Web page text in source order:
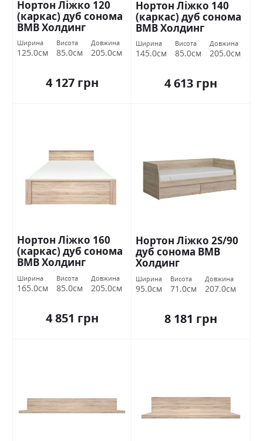
Нортон Ліжко 120
(каркас) дуб сонома
ВМВ Холдинг
Ширина
125.0см
Висота
85.0см
Довжина
205.0см
4 127 грн
Нортон Ліжко 140
(каркас) дуб сонома
ВМВ Холдинг
Ширина
145.0см
Висота
85.0см
Довжина
205.0см
4 613 грн
Нортон Ліжко 160
(каркас) дуб сонома
ВМВ Холдинг
Ширина
165.0см
Висота
85.0см
Довжина
205.0см
4 851 грн
Нортон Ліжко 2S/90
дуб сонома ВМВ
Холдинг
Ширина
95.0см
Висота
71.0см
Довжина
207.0см
8 181 грн